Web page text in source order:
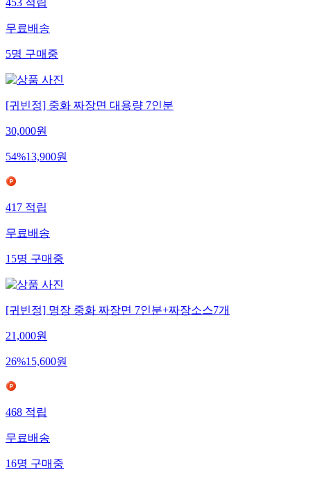
453적립
무료배송
5명구매중
[귀빈정] 중화 짜장면 대용량 7인분
30,000원
54%13,900원
417적립
무료배송
15명구매중
[귀빈정] 명장 중화 짜장면 7인분+짜장소스7개
21,000원
26%15,600원
468적립
무료배송
16명구매중